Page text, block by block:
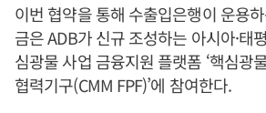
이번 협약을 통해 수출입은행이 운용
금은 ADB가 신규 조성하는 아시아·태
심광물 사업 금융지원 플랫폼 ‘핵심광
협력기구(CMM FPF)’에 참여한다.